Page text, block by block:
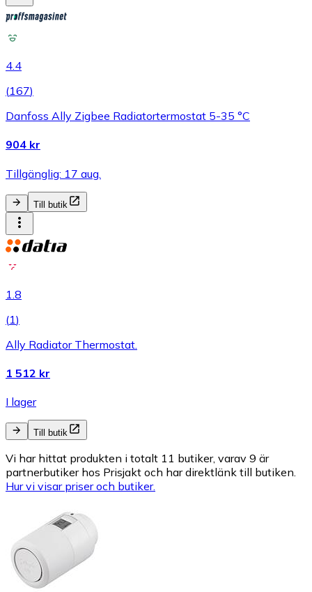
4.4
(167)
Danfoss Ally Zigbee Radiatortermostat 5-35 °C
904 kr
Tillgänglig: 17 aug.
Till butik
1.8
(1)
Ally Radiator Thermostat.
1 512 kr
I lager
Till butik
Vi har hittat produkten i totalt 11 butiker, varav 9 är
partnerbutiker hos Prisjakt och har direktlänk till butiken.
Hur vi visar priser och butiker.